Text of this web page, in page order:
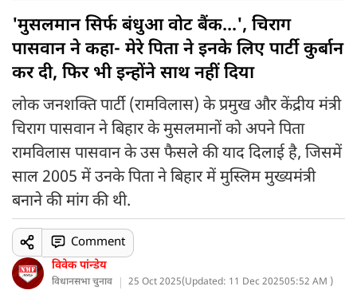
'मुसलमान सिर्फ बंधुआ वोट बैंक...', चिराग
पासवान ने कहा- मेरे पिता ने इनके लिए पार्टी कुर्बान
कर दी, फिर भी इन्होंने साथ नहीं दिया
लोक जनशक्ति पार्टी (रामविलास) के प्रमुख और केंद्रीय मंत्री
चिराग पासवान ने बिहार के मुसलमानों को अपने पिता
रामविलास पासवान के उस फैसले की याद दिलाई है, जिसमें
साल 2005 में उनके पिता ने बिहार में मुस्लिम मुख्यमंत्री
बनाने की मांग की थी.
विवेक पांन्डेय
विधानसभा चुनाव 25 Oct 2025(Updated: 11 Dec 202505:52 AM )
Comment